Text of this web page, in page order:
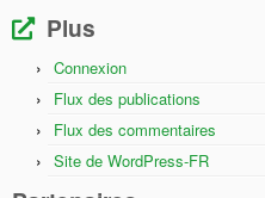
Plus
Connexion
Flux des publications
Flux des commentaires
Site de WordPress-FR